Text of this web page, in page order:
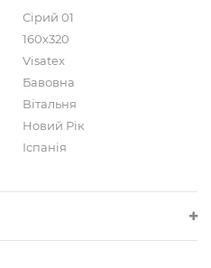
Сірий 01
160х320
Visatex
Бавовна
Вітальня
Новий Рік
Іспанія